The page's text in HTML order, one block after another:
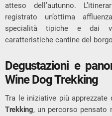
atteso dell’autunno.
registrato un’ottima
specialità tipiche e dai
caratteristiche cantine del
Degustazioni e
Wine Dog Trekking
Tra le iniziative più apprezzate
Trekking, un percorso